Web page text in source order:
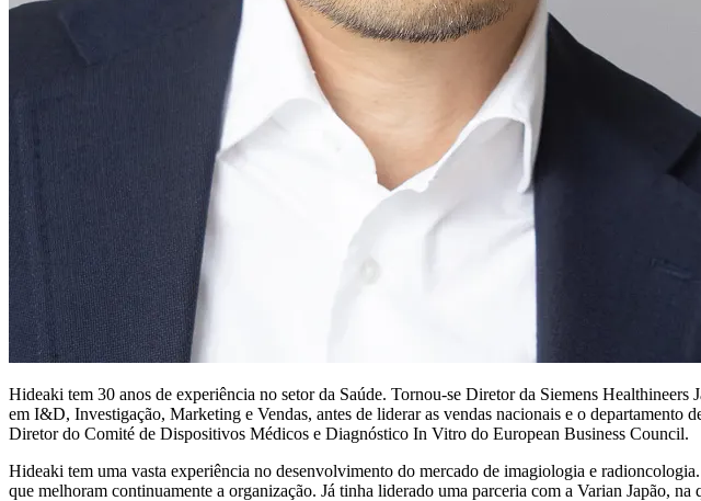
Hideaki tem 30 anos de experiência no setor da Saúde. Tornou-se Diretor da Siemens
em I&D, Investigação, Marketing e Vendas, antes de liderar as vendas nacionais e o departamento
Diretor do Comité de Dispositivos Médicos e Diagnóstico In Vitro do European Business Council.
Hideaki tem uma vasta experiência no desenvolvimento do mercado de imagiologia e
que melhoram continuamente a organização. Já tinha liderado uma parceria com a Varian Japão,